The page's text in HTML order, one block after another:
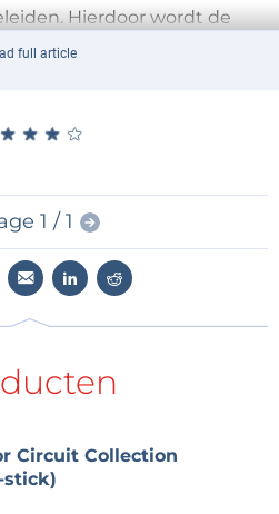
Hierdoor wordt de
zodat deze eveneens
binnenkort moet
batterijspanning verder
branden totdat de
dat het licht definitief
R3 de LED-stroom instelt.
de knipperfrekwentie.
geschikt is voor
of voorkeuren.
full article
★ ★ ★ ★
★ ★ ★ ★
1 / 1
Circuit Collection
stick)